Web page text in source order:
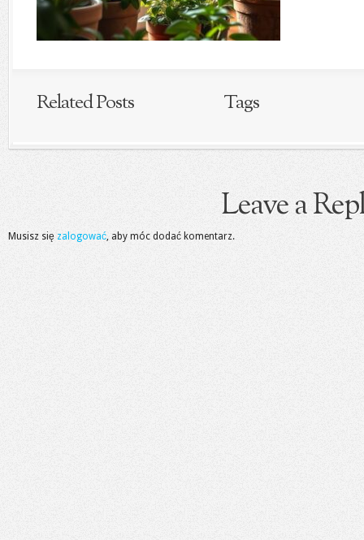
Related Posts Tags
Leave a
Musisz się zalogować, aby móc dodać komentarz.